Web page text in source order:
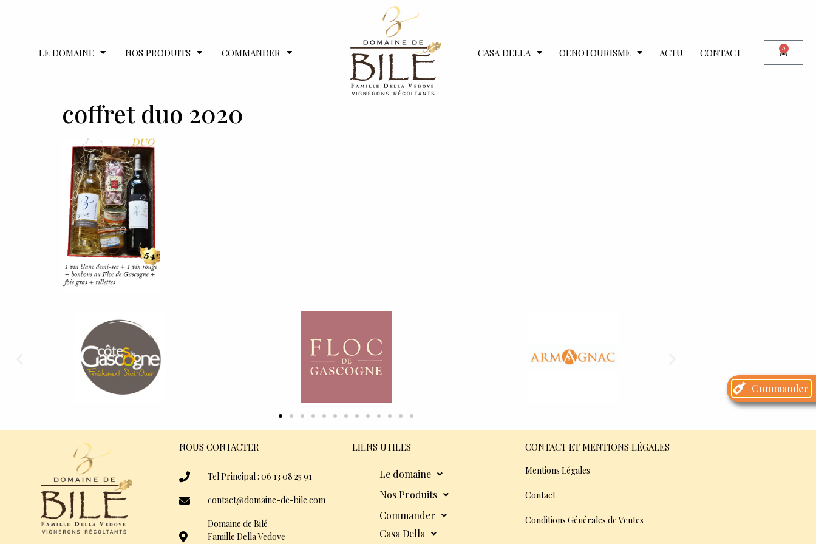
LE DOMAINE NOS PRODUITS COMMANDER CASA DELLA OENOTOURISME ACTU CONTACT 0
coffret duo 2020
NOUS CONTACTER
Tel Principal : 06 13 08 25 91
contact@domaine-de-bile.com
Domaine de Bilé
Famille Della Vedove
LIENS UTILES
Le domaine
Nos Produits
Commander
Casa Della
CONTACT ET MENTIONS LÉGALES
Mentions Légales
Contact
Conditions Générales de Ventes
Commander